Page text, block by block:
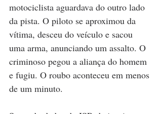
motociclista aguardava do outro lado
da pista. O piloto se aproximou da
vítima, desceu do veículo e sacou
uma arma, anunciando um assalto. O
criminoso pegou a aliança do homem
e fugiu. O roubo aconteceu em menos
de um minuto.